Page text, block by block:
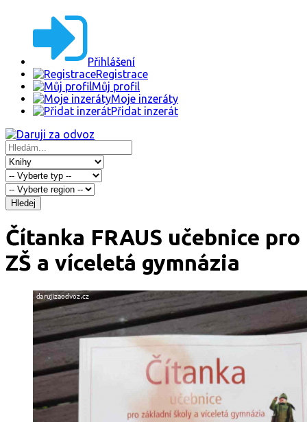
Přihlášení
Registrace
Můj profil
Moje inzeráty
Přidat inzerát
Hledej
Čítanka FRAUS učebnice pro
ZŠ a víceletá gymnázia